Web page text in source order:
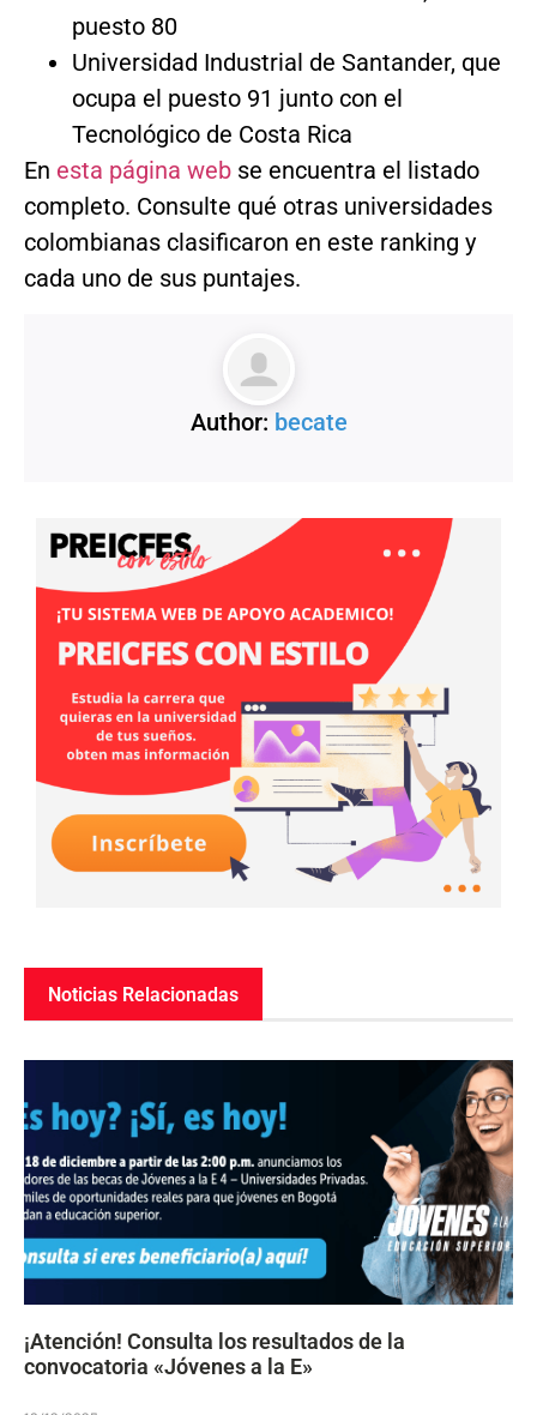
puesto 80
Universidad Industrial de Santander, que
ocupa el puesto 91 junto con el
Tecnológico de Costa Rica
En esta página web se encuentra el listado
completo. Consulte qué otras universidades
colombianas clasificaron en este ranking y
cada uno de sus puntajes.
Author: becate
Noticias Relacionadas
¡Atención! Consulta los resultados de la
convocatoria «Jóvenes a la E»